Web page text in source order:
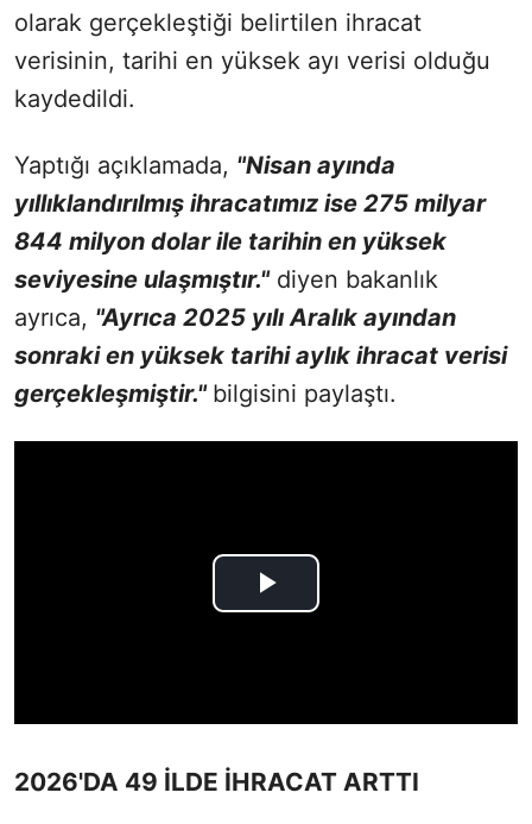
olarak gerçekleştiği belirtilen ihracat
verisinin, tarihi en yüksek ayı verisi olduğu
kaydedildi.
Yaptığı açıklamada, "Nisan ayında
yıllıklandırılmış ihracatımız ise 275 milyar
844 milyon dolar ile tarihin en yüksek
seviyesine ulaşmıştır."diyen bakanlık
ayrıca, "Ayrıca 2025 yılı Aralık ayından
sonraki en yüksek tarihi aylık ihracat verisi
gerçekleşmiştir." bilgisini paylaştı.
2026'DA 49 İLDE İHRACAT ARTTI